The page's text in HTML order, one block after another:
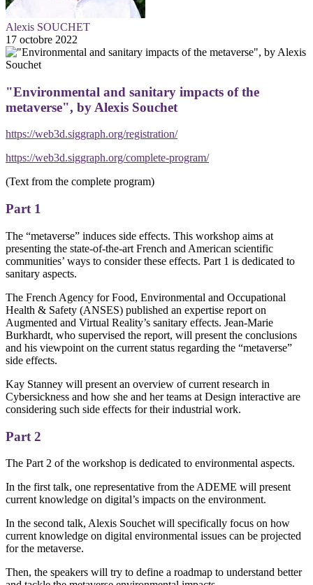
Alexis SOUCHET
17 octobre 2022
"Environmental and sanitary impacts of the
metaverse", by Alexis Souchet
https://web3d.siggraph.org/registration/
https://web3d.siggraph.org/complete-program/
(Text from the complete program)
Part 1
The “metaverse” induces side effects. This workshop aims at
presenting the state-of-the-art French and American scientific
communities’ ways to consider these effects. Part 1 is dedicated to
sanitary aspects.
The French Agency for Food, Environmental and Occupational
Health & Safety (ANSES) published an expertise report on
Augmented and Virtual Reality’s sanitary effects. Jean-Marie
Burkhardt, who supervised the report, will present the conclusions
and his viewpoint on the current status regarding the “metaverse”
side effects.
Kay Stanney will present an overview of current research in
Cybersickness and how she and her teams at Design interactive are
considering such side effects for their industrial work.
Part 2
The Part 2 of the workshop is dedicated to environmental aspects.
In the first talk, one representative from the ADEME will present
current knowledge on digital’s impacts on the environment.
In the second talk, Alexis Souchet will specifically focus on how
current knowledge on digital environmental issues can be projected
for the metaverse.
Then, the speakers will try to define a roadmap to understand better